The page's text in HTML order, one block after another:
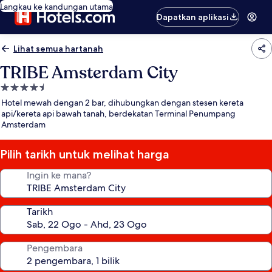
Langkau ke kandungan utama
Dapatkan aplikasi
Lihat semua hartanah
TRIBE Amsterdam City
Hartanah
4.5
bintang
Hotel mewah dengan 2 bar, dihubungkan dengan stesen kereta
api/kereta api bawah tanah, berdekatan Terminal Penumpang
Amsterdam
Pilih tarikh untuk melihat harga
Ingin ke mana?
Tarikh
Pengembara